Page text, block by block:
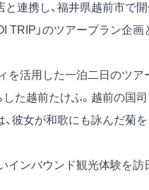
連携し、福井県越前市で開
TRIP」のツアープラン企画
を活用した一泊二日のツア
した越前たけふ。越前の国司
彼女が和歌にも詠んだ菊を
インバウンド観光体験を訪